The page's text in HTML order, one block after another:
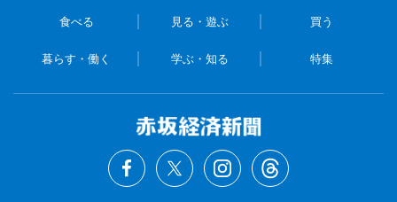
食べる 見る・遊ぶ 買う
暮らす・働く 学ぶ・知る 特集